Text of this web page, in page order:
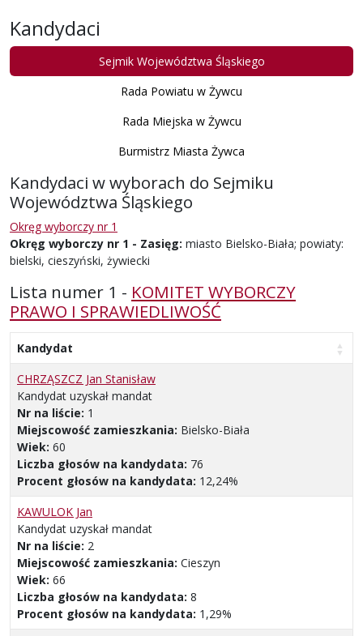
Kandydaci
Sejmik Województwa Śląskiego
Rada Powiatu w Żywcu
Rada Miejska w Żywcu
Burmistrz Miasta Żywca
Kandydaci w wyborach do Sejmiku
Województwa Śląskiego
Okręg wyborczy nr 1
Okręg wyborczy nr 1 - Zasięg: miasto Bielsko-Biała; powiaty:
bielski, cieszyński, żywiecki
Lista numer 1 - KOMITET WYBORCZY
PRAWO I SPRAWIEDLIWOŚĆ
Kandydat
CHRZĄSZCZ Jan Stanisław
Kandydat uzyskał mandat
Nr na liście: 1
Miejscowość zamieszkania: Bielsko-Biała
Wiek: 60
Liczba głosów na kandydata: 76
Procent głosów na kandydata: 12,24%
KAWULOK Jan
Kandydat uzyskał mandat
Nr na liście: 2
Miejscowość zamieszkania: Cieszyn
Wiek: 66
Liczba głosów na kandydata: 8
Procent głosów na kandydata: 1,29%